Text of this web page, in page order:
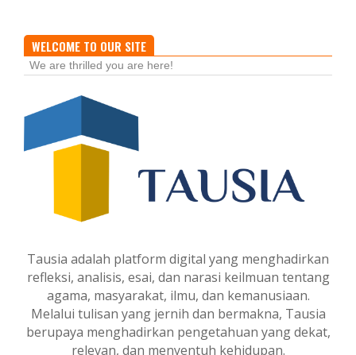
WELCOME TO OUR SITE
We are thrilled you are here!
Tausia adalah platform digital yang menghadirkan
refleksi, analisis, esai, dan narasi keilmuan tentang
agama, masyarakat, ilmu, dan kemanusiaan.
Melalui tulisan yang jernih dan bermakna, Tausia
berupaya menghadirkan pengetahuan yang dekat,
relevan, dan menyentuh kehidupan.